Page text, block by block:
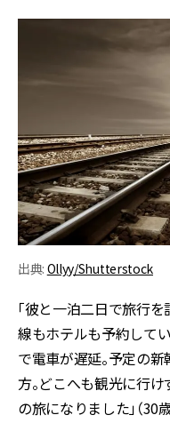
出典: Ollyy/Shutterstock
「彼と一泊二日で旅行
線もホテルも予約して
で電車が遅延。予定の
方。どこへも観光に行
の旅になりました」（30